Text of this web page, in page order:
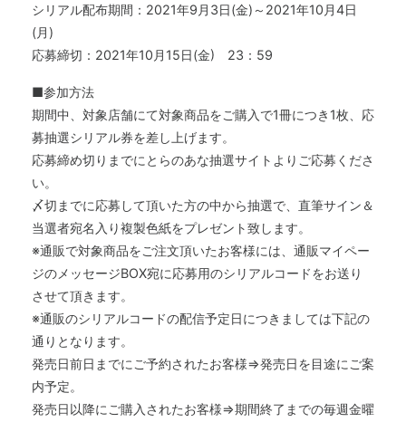
シリアル配布期間：2021年9月3日(金)～2021年10月4日
(月)
応募締切：2021年10月15日(金) 23：59
■参加方法
期間中、対象店舗にて対象商品をご購入で1冊につき1枚、応
募抽選シリアル券を差し上げます。
応募締め切りまでにとらのあな抽選サイトよりご応募くださ
い。
〆切までに応募して頂いた方の中から抽選で、直筆サイン＆
当選者宛名入り複製色紙をプレゼント致します。
※通販で対象商品をご注文頂いたお客様には、通販マイペー
ジのメッセージBOX宛に応募用のシリアルコードをお送り
させて頂きます。
※通販のシリアルコードの配信予定日につきましては下記の
通りとなります。
発売日前日までにご予約されたお客様⇒発売日を目途にご案
内予定。
発売日以降にご購入されたお客様⇒期間終了までの毎週金曜